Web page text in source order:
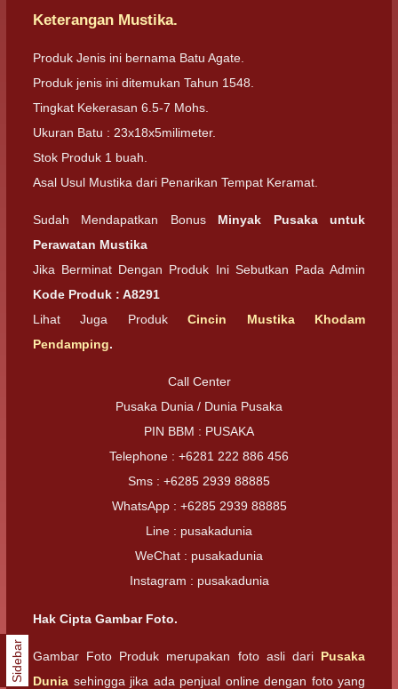
Keterangan Mustika.
Produk Jenis ini bernama Batu Agate.
Produk jenis ini ditemukan Tahun 1548.
Tingkat Kekerasan 6.5-7 Mohs.
Ukuran Batu : 23x18x5milimeter.
Stok Produk 1 buah.
Asal Usul Mustika dari Penarikan Tempat Keramat.
Sudah Mendapatkan Bonus Minyak Pusaka untuk
Perawatan Mustika
Jika Berminat Dengan Produk Ini Sebutkan Pada Admin
Kode Produk : A8291
Lihat Juga ProdukCincin Mustika Khodam
Pendamping.
Call Center
Pusaka Dunia / Dunia Pusaka
PIN BBM : PUSAKA
Telephone : +6281 222 886 456
Sms : +6285 2939 88885
WhatsApp : +6285 2939 88885
Line : pusakadunia
WeChat : pusakadunia
Instagram : pusakadunia
Hak Cipta Gambar Foto.
Gambar Foto Produk merupakan foto asli dari Pusaka
Dunia sehingga jika ada penjual online dengan foto yang
Sidebar